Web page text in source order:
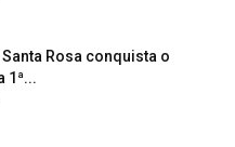
Rosa conquista o
1ª...